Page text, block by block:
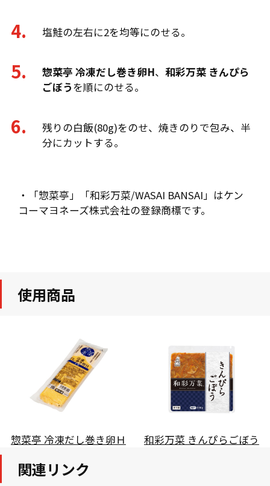
塩鮭の左右に2を均等にのせる。
惣菜亭 冷凍だし巻き卵H、和彩万菜 きんぴら
ごぼうを順にのせる。
残りの白飯(80g)をのせ、焼きのりで包み、半
分にカットする。
・「惣菜亭」「和彩万菜/WASAI BANSAI」はケン
コーマヨネーズ株式会社の登録商標です。
使用商品
惣菜亭 冷凍だし巻き卵Ｈ 和彩万菜 きんぴらごぼう
関連リンク